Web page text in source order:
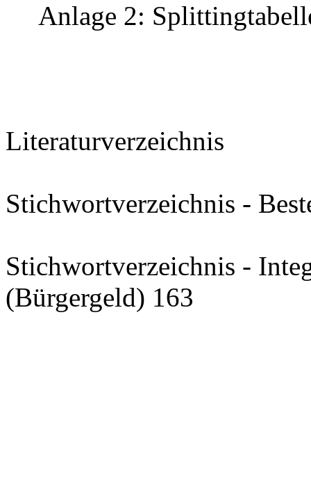
Anlage 2:
Literaturverzeichnis
Stichwortverzeichnis -
Stichwortverzeichnis -
(Bürgergeld) 163